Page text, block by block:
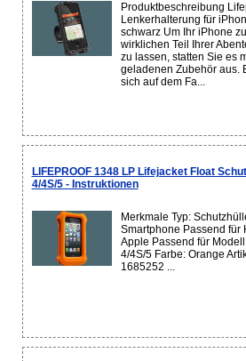
Produktbeschreibung
Lenkerhalterung für
schwarz Um Ihr iPhone
wirklichen Teil Ihrer
zu lassen, statten Sie es
geladenen Zubehör aus.
sich auf dem Fa...
LIFEPROOF 1348 LP Lifejacket Float
4/4S/5 - Instruktionen
Merkmale Typ:
Smartphone Passend für
Apple Passend für
4/4S/5 Farbe: Orange
1685252 ...